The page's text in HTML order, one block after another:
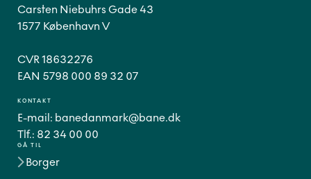
GÅ TIL
Borger
Carsten Niebuhrs Gade 43
1577 København V
CVR 18632276
EAN 5798 000 89 32 07
KONTAKT
E-mail: banedanmark@bane.dk
Tlf.: 82 34 00 00